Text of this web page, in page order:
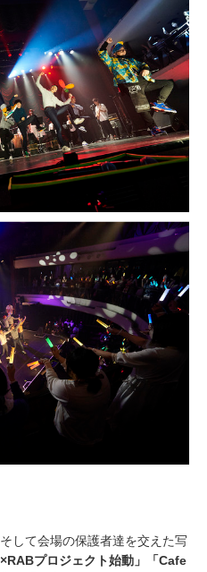
して会場の保護者達を交えた写
プロジェクト始動」「Cafe